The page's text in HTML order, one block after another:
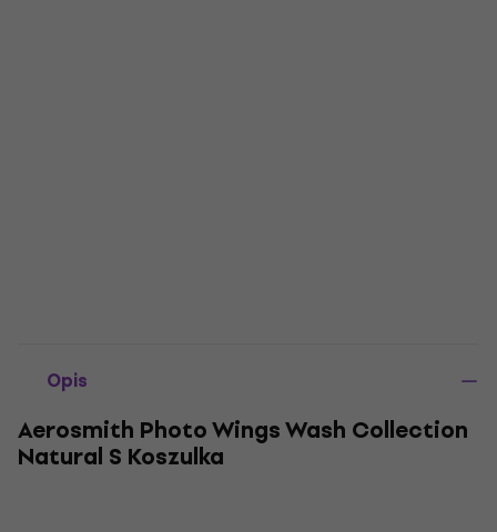
Opis
Aerosmith Photo Wings Wash Collection
Natural S Koszulka